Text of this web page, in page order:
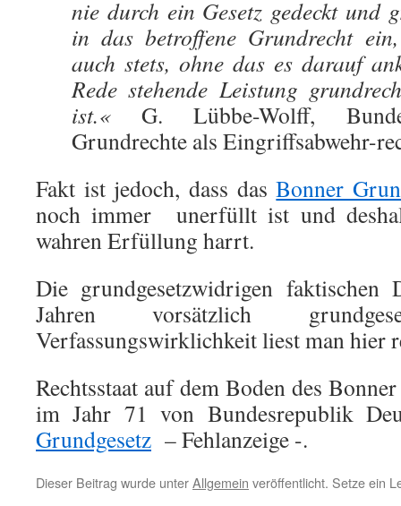
nie durch ein Gesetz gedeckt und
in das betroffene Grundrecht
auch stets, ohne das es darauf
Rede stehende Leistung
ist.«G. Lübbe-Wolff,
Grundrechte als Eingriffsabwehr-
Fakt ist jedoch, dass dasBonner
noch immer unerfüllt ist und
wahren Erfüllung harrt.
Die grundgesetzwidrigen
Jahren vorsätzlich
Verfassungswirklichkeit liest man hier
Rechtsstaat auf dem Boden des
im Jahr 71 von Bundesrepublik
Grundgesetz – Fehlanzeige -.
Dieser Beitrag wurde unterAllgemein veröffentlicht. Setze ein